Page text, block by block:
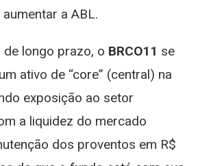
a ABL.
longo prazo, o BRCO11 se
ativo de “core” (central) na
exposição ao setor
a liquidez do mercado
dos proventos em R$